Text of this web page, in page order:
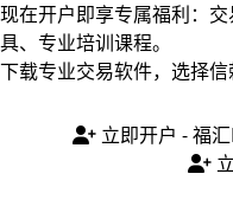
现在开户即享专属福利：
具、专业培训课程。
下载专业交易软件，选择信
立即开户 - 福汇